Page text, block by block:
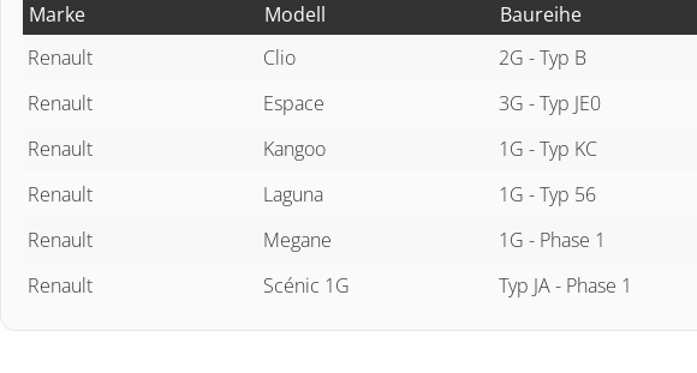
Marke Modell Baureihe
Renault
Clio 2G - Typ B
Renault
Espace 3G - Typ JE0
Renault
Kangoo 1G - Typ KC
Renault
Laguna 1G - Typ 56
Renault
Megane 1G - Phase 1
Renault
Scénic 1G Typ JA - Phase 1